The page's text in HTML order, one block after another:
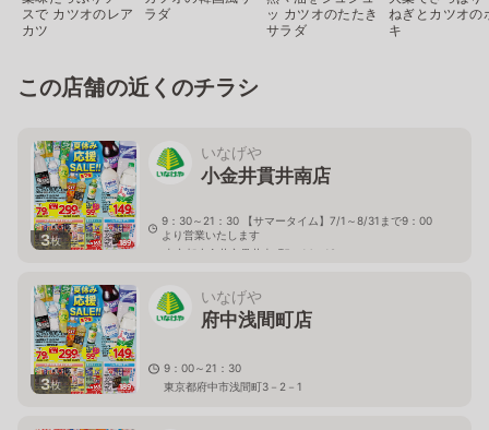
スで カツオのレア
カツ
ラダ
ッ カツオのたたき
サラダ
ねぎとカツオの
キ
この店舗の近くのチラシ
3枚
いなげや
小金井貫井南店
9：30～21：30 【サマータイム】7/1～8/31まで9：00
より営業いたします
東京都小金井市貫井南町5－14－18
3枚
いなげや
府中浅間町店
9：00～21：30
東京都府中市浅間町3－2－1